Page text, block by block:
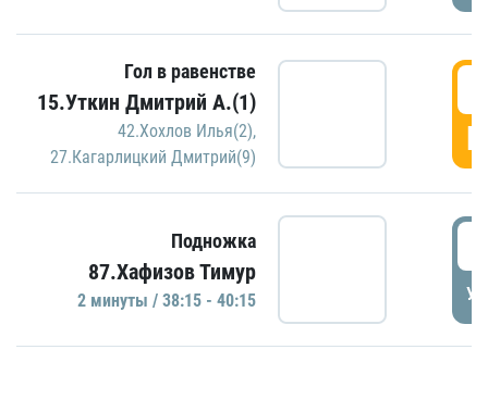
Гол в равенстве
15.Уткин Дмитрий А.(1)
42.Хохлов Илья(2),
27.Кагарлицкий Дмитрий(9)
Подножка
87.Хафизов Тимур
2 минуты / 38:15 - 40:15